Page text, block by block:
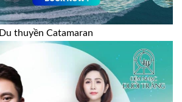
Du thuyền Catamaran